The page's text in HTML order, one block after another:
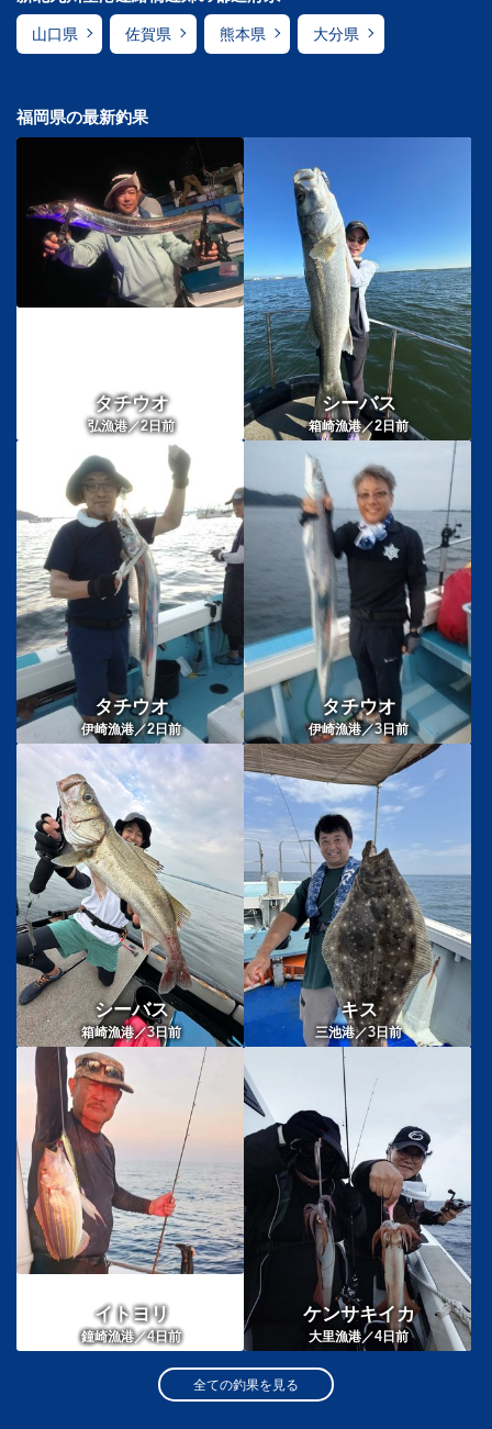
山口県 佐賀県 熊本県 大分県
福岡県の最新釣果
タチウオ
弘漁港／2日前
シーバス
箱崎漁港／2 日前
タチウオ
伊崎漁港／2 日前
タチウオ
伊崎漁港／3日前
シーバス
箱崎漁港／3日前
キス
三池港／3 日前
イトヨリ
鐘崎漁港／4日前
ケンサキイカ
大里漁港／4日前
全ての釣果を見る